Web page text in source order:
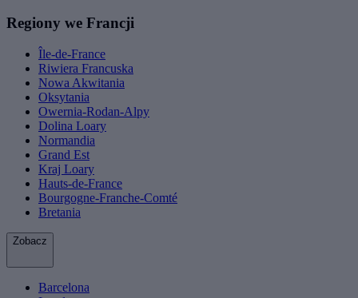
Regiony we Francji
Île-de-France
Riwiera Francuska
Nowa Akwitania
Oksytania
Owernia-Rodan-Alpy
Dolina Loary
Normandia
Grand Est
Kraj Loary
Hauts-de-France
Bourgogne-Franche-Comté
Bretania
Zobacz
Barcelona